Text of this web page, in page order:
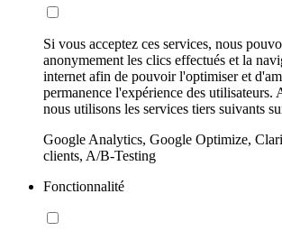
Si vous acceptez ces services, nous
anonymement les clics effectués et la
internet afin de pouvoir l'optimiser et
permanence l'expérience des utilisateurs.
nous utilisons les services tiers suivants
Google Analytics, Google Optimize,
clients, A/B-Testing
Fonctionnalité